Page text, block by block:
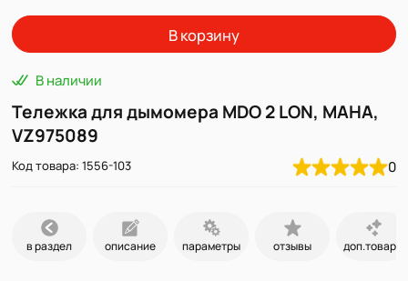
В корзину
В наличии
Тележка для дымомера MDO 2 LON, MAHA,
VZ975089
Код товара: 1556-103 0
в раздел описание параметры отзывы доп.товары